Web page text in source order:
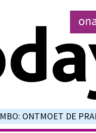
MBO: ONTMOET DE